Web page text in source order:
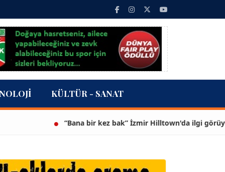
KÜLTÜR - SANAT
“Bana bir kez bak” İzmir Hilltown'da ilgi görüyor...